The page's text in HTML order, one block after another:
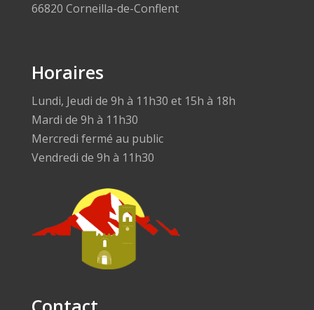
66820 Corneilla-de-Conflent
Horaires
Lundi, Jeudi de 9h à 11h30 et 15h à 18h
Mardi de 9h à 11h30
Mercredi fermé au public
Vendredi de 9h à 11h30